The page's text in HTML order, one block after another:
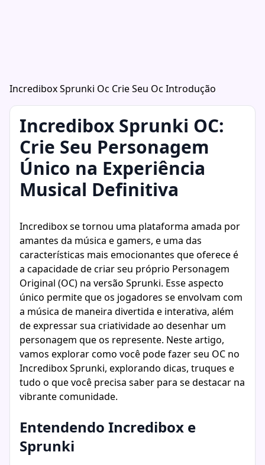
Incredibox Sprunki Oc Crie Seu Oc Introdução
Incredibox Sprunki OC:
Crie Seu Personagem
Único na Experiência
Musical Definitiva
Incredibox se tornou uma plataforma amada por
amantes da música e gamers, e uma das
características mais emocionantes que oferece é
a capacidade de criar seu próprio Personagem
Original (OC) na versão Sprunki. Esse aspecto
único permite que os jogadores se envolvam com
a música de maneira divertida e interativa, além
de expressar sua criatividade ao desenhar um
personagem que os represente. Neste artigo,
vamos explorar como você pode fazer seu OC no
Incredibox Sprunki, explorando dicas, truques e
tudo o que você precisa saber para se destacar na
vibrante comunidade.
Entendendo Incredibox e
Sprunki